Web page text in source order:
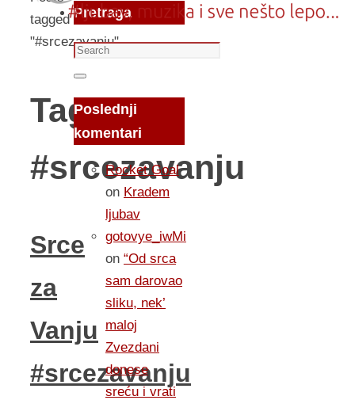
tagged
"#srcezavanju"
Tag:
#srcezavanju
Srce
za
Vanju
#srcezavanju
Pretraga
Search
for:
Search
Poslednji
komentari
Rocket Goal
on Kradem
ljubav
gotovye_iwMi
on “Od srca
sam darovao
sliku, nek’
maloj
Zvezdani
donese
sreću i vrati